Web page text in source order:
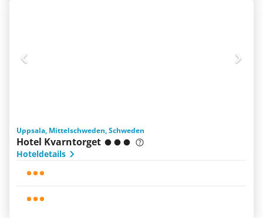
Uppsala, Mittelschweden, Schweden
Hotel Kvarntorget
Hoteldetails